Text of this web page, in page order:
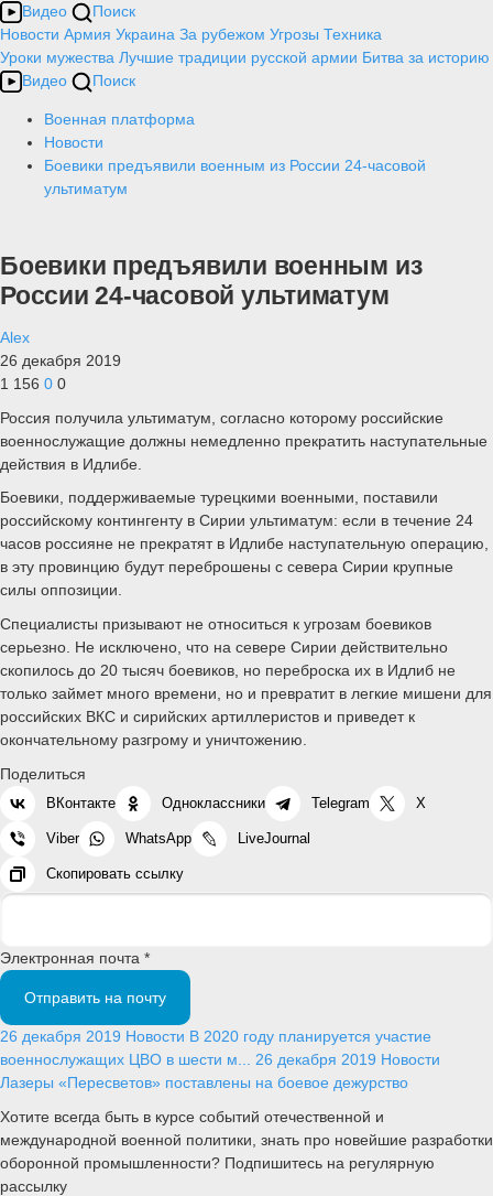
Видео
Поиск
Новости Армия Украина За рубежом Угрозы Техника
Уроки мужества Лучшие традиции русской армии Битва за историю
Видео
Поиск
Военная платформа
Новости
Боевики предъявили военным из России 24-часовой
ультиматум
Боевики предъявили военным из
России 24-часовой ультиматум
Alex
26 декабря 2019
1 156 0 0
Россия получила ультиматум, согласно которому российские
военнослужащие должны немедленно прекратить наступательные
действия в Идлибе.
Боевики, поддерживаемые турецкими военными, поставили
российскому контингенту в Сирии ультиматум: если в течение 24
часов россияне не прекратят в Идлибе наступательную операцию,
в эту провинцию будут переброшены с севера Сирии крупные
силы оппозиции.
Специалисты призывают не относиться к угрозам боевиков
серьезно. Не исключено, что на севере Сирии действительно
скопилось до 20 тысяч боевиков, но переброска их в Идлиб не
только займет много времени, но и превратит в легкие мишени для
российских ВКС и сирийских артиллеристов и приведет к
окончательному разгрому и уничтожению.
Поделиться
ВКонтакте Одноклассники Telegram X
Viber WhatsApp LiveJournal
Скопировать ссылку
Электронная почта *
Отправить на почту
26 декабря 2019 Новости В 2020 году планируется участие
военнослужащих ЦВО в шести м... 26 декабря 2019 Новости
Лазеры «Пересветов» поставлены на боевое дежурство
Хотите всегда быть в курсе событий отечественной и
международной военной политики, знать про новейшие разработки
оборонной промышленности? Подпишитесь на регулярную
рассылку